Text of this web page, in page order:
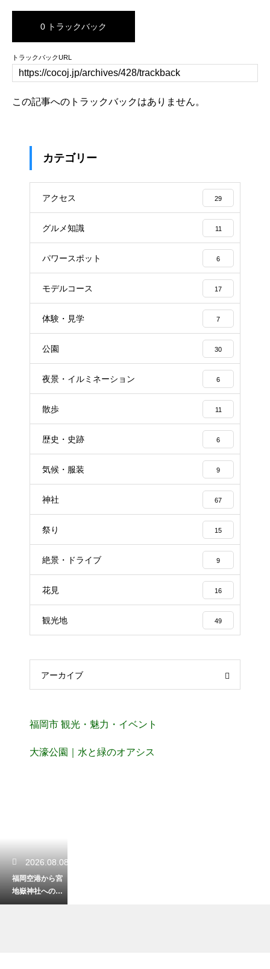
0 トラックバック
トラックバックURL
この記事へのトラックバックはありません。
カテゴリー
アクセス 29
グルメ知識 11
パワースポット 6
モデルコース 17
体験・見学 7
公園 30
夜景・イルミネーション 6
散歩 11
歴史・史跡 6
気候・服装 9
神社 67
祭り 15
絶景・ドライブ 9
花見 16
観光地 49
アーカイブ
福岡市 観光・魅力・イベント
大濠公園｜水と緑のオアシス
2026.08.08
福岡空港から宮
地嶽神社への電
車でのアクセ